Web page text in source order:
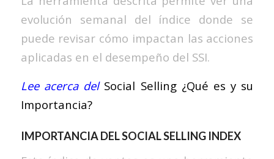
evolución semanal del índice donde se
puede revisar cómo impactan las acciones
aplicadas en el desempeño del SSI.
Lee acerca del Social Selling ¿Qué es y su
Importancia?
IMPORTANCIA DEL SOCIAL SELLING INDEX